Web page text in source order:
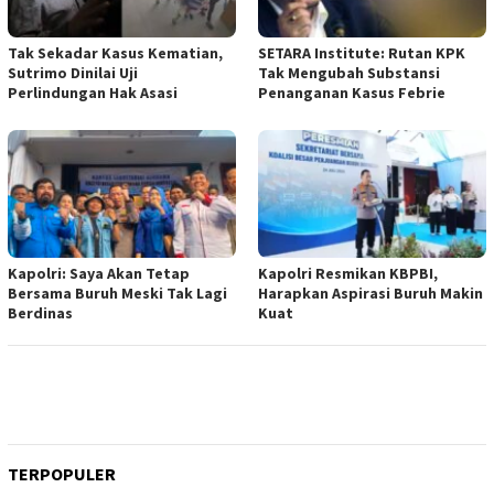
Tak Sekadar Kasus Kematian,
Sutrimo Dinilai Uji
Perlindungan Hak Asasi
SETARA Institute: Rutan KPK
Tak Mengubah Substansi
Penanganan Kasus Febrie
Kapolri: Saya Akan Tetap
Bersama Buruh Meski Tak Lagi
Berdinas
Kapolri Resmikan KBPBI,
Harapkan Aspirasi Buruh Makin
Kuat
TERPOPULER